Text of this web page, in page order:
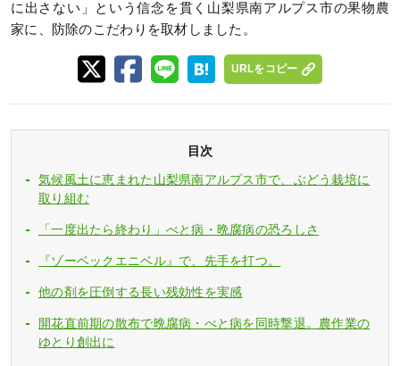
に出さない」という信念を貫く山梨県南アルプス市の果物農
家に、防除のこだわりを取材しました。
URLをコピー
目次
気候風土に恵まれた山梨県南アルプス市で、ぶどう栽培に
取り組む
「一度出たら終わり」べと病・晩腐病の恐ろしさ
『ゾーベックエニベル』で、先手を打つ。
他の剤を圧倒する長い残効性を実感
開花直前期の散布で晩腐病・べと病を同時撃退。農作業の
ゆとり創出に